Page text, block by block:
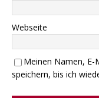
Webseite
Meinen Namen, E-
speichern, bis ich